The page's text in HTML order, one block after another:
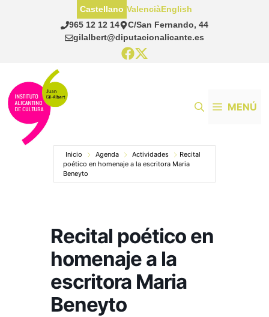
965 12 12 14
C/San Fernando, 44
gilalbert@diputacionalicante.es
Castellano ValenciàEnglish
MENÚ
Inicio Agenda Actividades
Recital
poético en homenaje a la escritora Maria
Beneyto
Recital poético en
homenaje a la
escritora Maria
Beneyto